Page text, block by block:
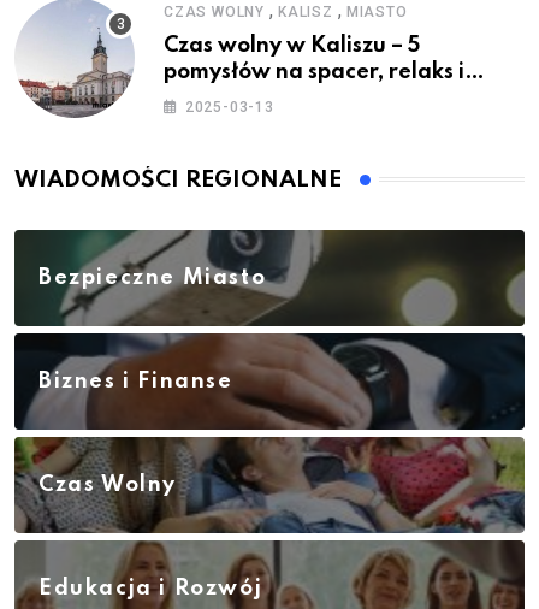
CZAS WOLNY , KALISZ , MIASTO
Czas wolny w Kaliszu – 5
pomysłów na spacer, relaks i
rodzinne atrakcje
2025-03-13
WIADOMOŚCI REGIONALNE
Bezpieczne Miasto
Biznes i Finanse
Czas Wolny
Edukacja i Rozwój